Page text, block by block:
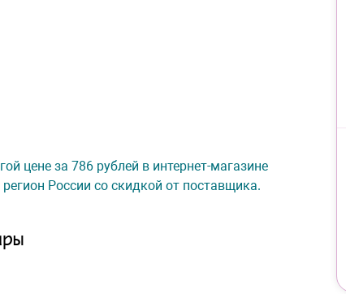
цене за 786 рублей в интернет-магазине
России со скидкой от поставщика.